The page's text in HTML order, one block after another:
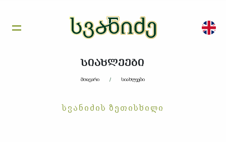
ᲡᲘᲐᲮᲚᲔᲔᲑᲘ
მთავარი სიახლეები
ᲡᲕᲐᲜᲘᲫᲘᲡ ᲖᲔᲗᲘᲡᲮᲘᲚᲘ